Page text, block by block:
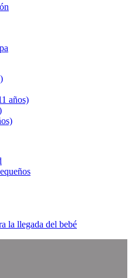
años)
la llegada del bebé